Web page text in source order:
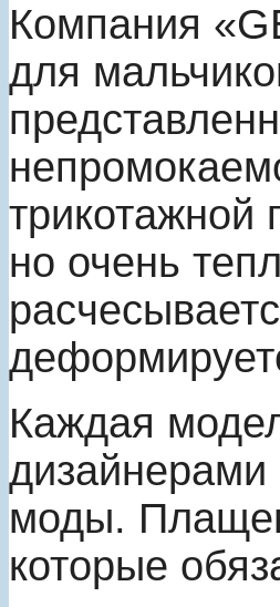
Компания
для
трикотажной
но очень
Каждая
дизайнерами
моды.
которые